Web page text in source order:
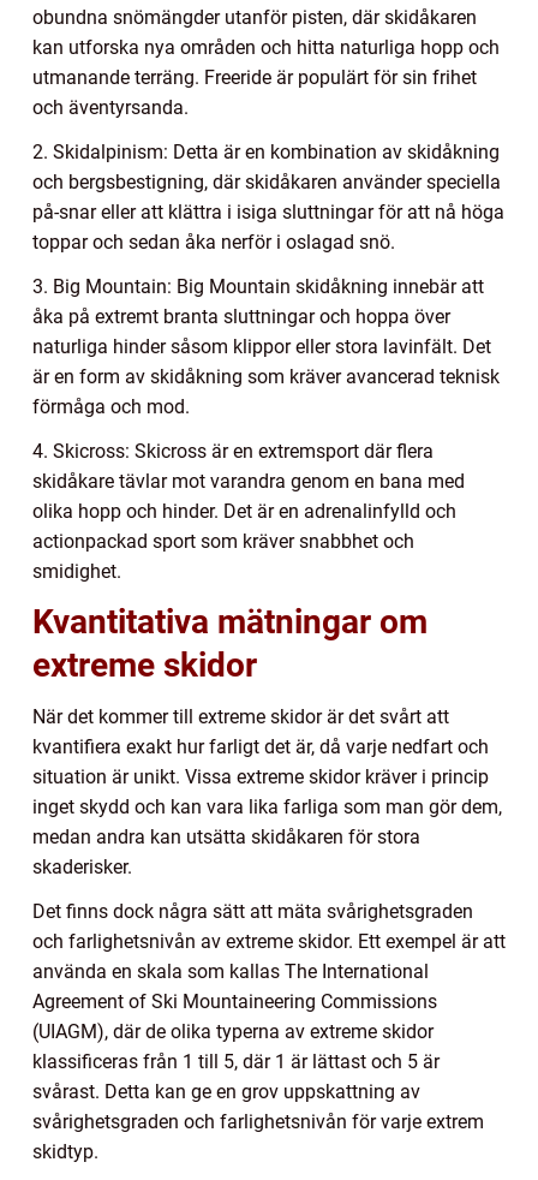
obundna snömängder utanför pisten, där skidåkaren
kan utforska nya områden och hitta naturliga hopp och
utmanande terräng. Freeride är populärt för sin frihet
och äventyrsanda.
2. Skidalpinism: Detta är en kombination av skidåkning
och bergsbestigning, där skidåkaren använder speciella
på-snar eller att klättra i isiga sluttningar för att nå höga
toppar och sedan åka nerför i oslagad snö.
3. Big Mountain: Big Mountain skidåkning innebär att
åka på extremt branta sluttningar och hoppa över
naturliga hinder såsom klippor eller stora lavinfält. Det
är en form av skidåkning som kräver avancerad teknisk
förmåga och mod.
4. Skicross: Skicross är en extremsport där flera
skidåkare tävlar mot varandra genom en bana med
olika hopp och hinder. Det är en adrenalinfylld och
actionpackad sport som kräver snabbhet och
smidighet.
Kvantitativa mätningar om
extreme skidor
När det kommer till extreme skidor är det svårt att
kvantifiera exakt hur farligt det är, då varje nedfart och
situation är unikt. Vissa extreme skidor kräver i princip
inget skydd och kan vara lika farliga som man gör dem,
medan andra kan utsätta skidåkaren för stora
skaderisker.
Det finns dock några sätt att mäta svårighetsgraden
och farlighetsnivån av extreme skidor. Ett exempel är att
använda en skala som kallas The International
Agreement of Ski Mountaineering Commissions
(UIAGM), där de olika typerna av extreme skidor
klassificeras från 1 till 5, där 1 är lättast och 5 är
svårast. Detta kan ge en grov uppskattning av
svårighetsgraden och farlighetsnivån för varje extrem
skidtyp.